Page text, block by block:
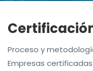
Proceso y
Empresas certificadas